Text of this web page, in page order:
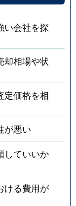
い会社を探
却相場や状
定価格を相
が悪い
していいか
ける費用が